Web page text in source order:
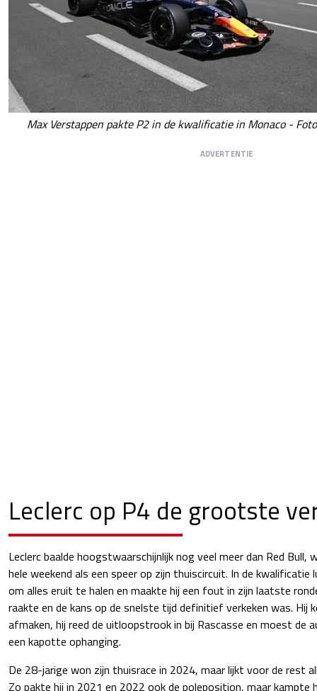
Max Verstappen pakte P2 in de kwalificatie in Monaco -
ADVERTENTIE
Leclerc op P4 de grootste
Leclerc baalde hoogstwaarschijnlijk nog veel meer dan Red
hele weekend als een speer op zijn thuiscircuit. In de
om alles eruit te halen en maakte hij een fout in zijn laatste
raakte en de kans op de snelste tijd definitief verkeken was. Hij
afmaken, hij reed de uitloopstrook in bij Rascasse en moest de
een kapotte ophanging.
De 28-jarige won zijn thuisrace in 2024, maar lijkt voor de rest
Zo pakte hij in 2021 en 2022 ook de poleposition, maar kampte